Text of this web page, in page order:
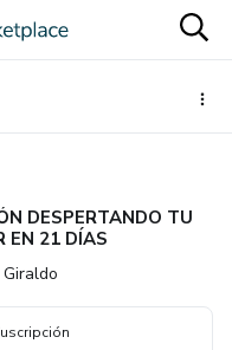
DESPERTANDO TU
EN 21 DÍAS